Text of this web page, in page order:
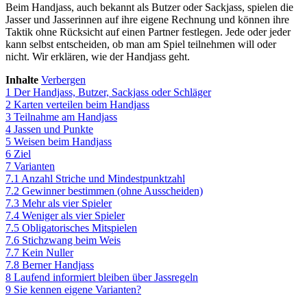
Beim Handjass, auch bekannt als Butzer oder Sackjass, spielen die
Jasser und Jasserinnen auf ihre eigene Rechnung und können ihre
Taktik ohne Rücksicht auf einen Partner festlegen. Jede oder jeder
kann selbst entscheiden, ob man am Spiel teilnehmen will oder
nicht. Wir erklären, wie der Handjass geht.
Inhalte Verbergen
1 Der Handjass, Butzer, Sackjass oder Schläger
2 Karten verteilen beim Handjass
3 Teilnahme am Handjass
4 Jassen und Punkte
5 Weisen beim Handjass
6 Ziel
7 Varianten
7.1 Anzahl Striche und Mindestpunktzahl
7.2 Gewinner bestimmen (ohne Ausscheiden)
7.3 Mehr als vier Spieler
7.4 Weniger als vier Spieler
7.5 Obligatorisches Mitspielen
7.6 Stichzwang beim Weis
7.7 Kein Nuller
7.8 Berner Handjass
8 Laufend informiert bleiben über Jassregeln
9 Sie kennen eigene Varianten?